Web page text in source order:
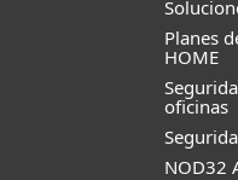
Planes
HOME
oficinas
NOD32